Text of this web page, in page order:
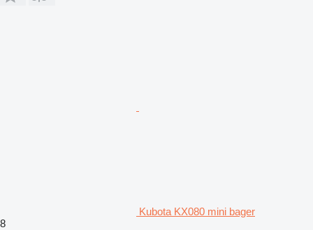
Kubota KX080 mini bager
8